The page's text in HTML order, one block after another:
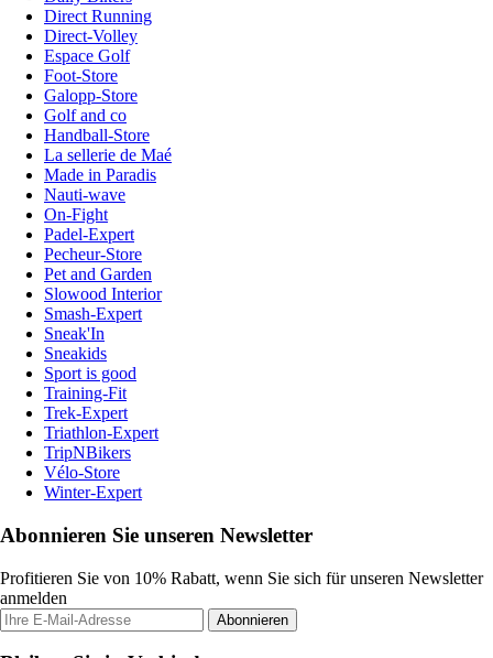
Direct Running
Direct-Volley
Espace Golf
Foot-Store
Galopp-Store
Golf and co
Handball-Store
La sellerie de Maé
Made in Paradis
Nauti-wave
On-Fight
Padel-Expert
Pecheur-Store
Pet and Garden
Slowood Interior
Smash-Expert
Sneak'In
Sneakids
Sport is good
Training-Fit
Trek-Expert
Triathlon-Expert
TripNBikers
Vélo-Store
Winter-Expert
Abonnieren Sie unseren Newsletter
Profitieren Sie von 10% Rabatt, wenn Sie sich für unseren Newsletter
anmelden
Abonnieren